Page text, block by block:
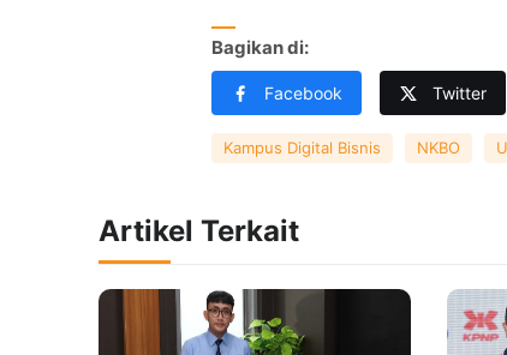
Bagikan di:
Facebook Twitter
Kampus Digital Bisnis NKBO
Artikel Terkait